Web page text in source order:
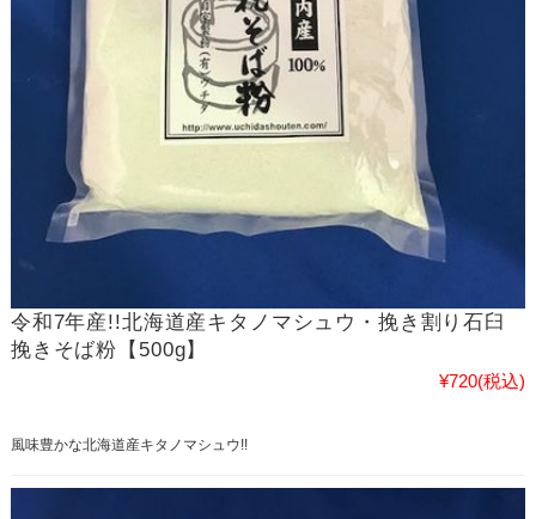
令和7年産!!北海道産キタノマシュウ・挽き割り石臼
挽きそば粉【500g】
¥720(税込)
風味豊かな北海道産キタノマシュウ!!